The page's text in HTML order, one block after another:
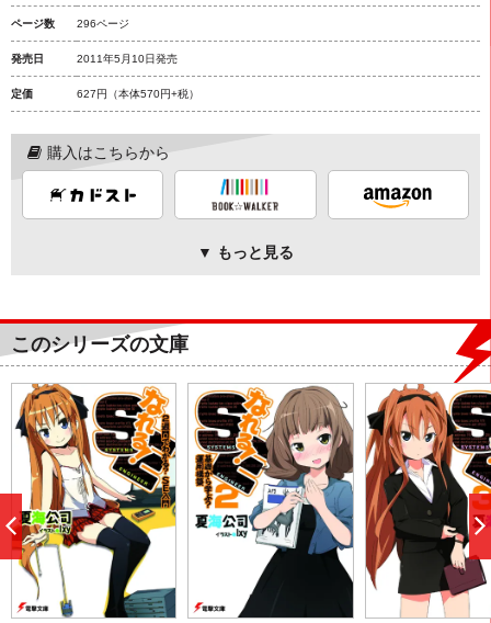
ページ数 296ページ
発売日 2011年5月10日発売
定価 627円 （本体570円+税）
購入はこちらから
▼ もっと見る
このシリーズの文庫
前
へ